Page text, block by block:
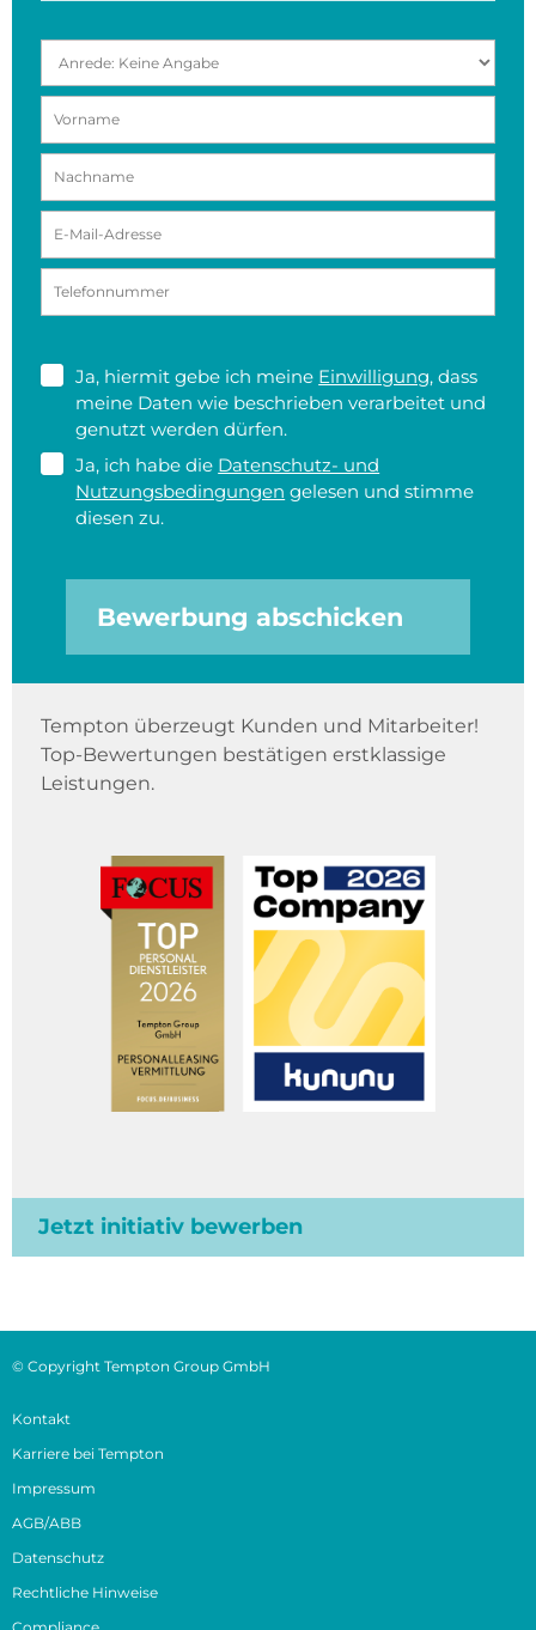
Ja, hiermit gebe ich meine Einwilligung, dass
meine Daten wie beschrieben verarbeitet und
genutzt werden dürfen.
Ja, ich habe die Datenschutz- und
Nutzungsbedingungen gelesen und stimme
diesen zu.
Bewerbung abschicken
Tempton überzeugt Kunden und Mitarbeiter!
Top-Bewertungen bestätigen erstklassige
Leistungen.
Jetzt initiativ bewerben
© Copyright Tempton Group GmbH
Kontakt
Karriere bei Tempton
Impressum
AGB/ABB
Datenschutz
Rechtliche Hinweise